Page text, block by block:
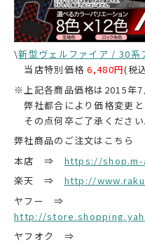
\新型ヴェルファイア / 30系
当店特別価格6,480円(税
※上記各商品価格は2015年7
弊社都合により価格変更と
その点何卒ご了承ください
弊社商品のご注文はこちら
本店 ⇒ https://
楽天 ⇒ http://
ヤフー ⇒
http://
ヤフオク ⇒